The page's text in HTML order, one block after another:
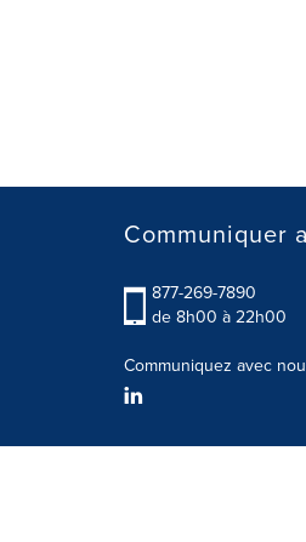
Communiquer
877-269-7890
de 8h00 à 22h00
Communiquez avec